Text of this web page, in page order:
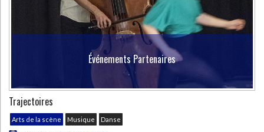
Événements Partenaires
Trajectoires
Arts de la scène Musique
Danse